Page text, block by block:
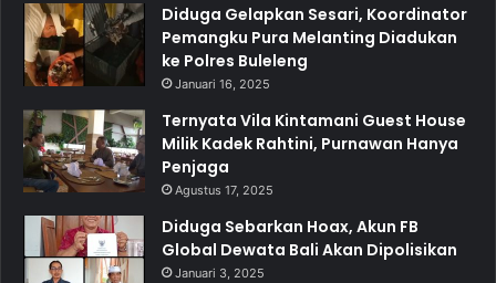
Diduga Gelapkan Sesari, Koordinator
Pemangku Pura Melanting Diadukan
ke Polres Buleleng
Januari 16, 2025
Ternyata Vila Kintamani Guest House
Milik Kadek Rahtini, Purnawan Hanya
Penjaga
Agustus 17, 2025
Diduga Sebarkan Hoax, Akun FB
Global Dewata Bali Akan Dipolisikan
Januari 3, 2025